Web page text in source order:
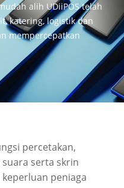
alih UDiiPOS telah
katering, logistik dan
mempercepatkan
percetakan,
serta skrin
peniaga